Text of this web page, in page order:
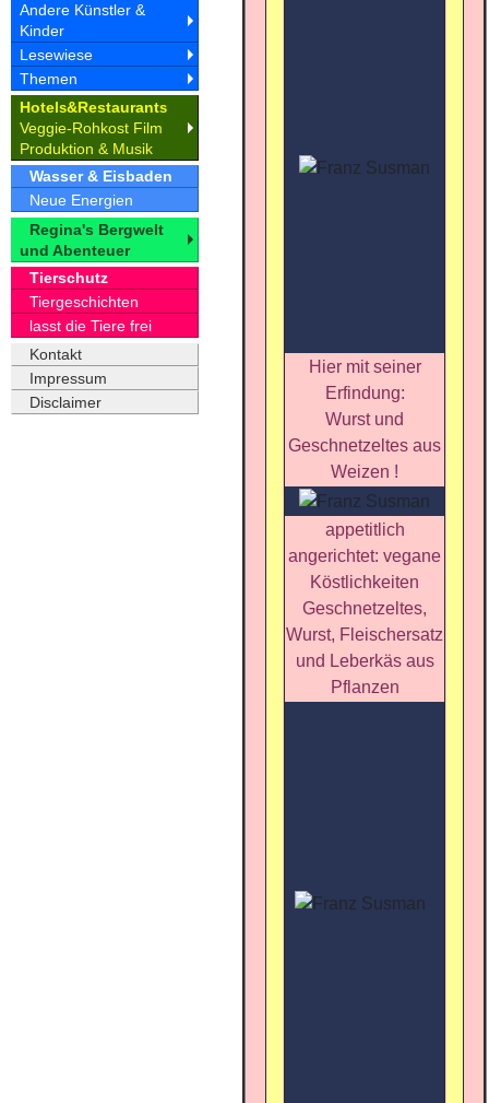
Andere Künstler &
Kinder
Lesewiese
Themen
Hotels&Restaurants
Veggie-Rohkost Film
Produktion & Musik
Wasser & Eisbaden
Neue Energien
Regina's Bergwelt
und Abenteuer
Tierschutz
Tiergeschichten
lasst die Tiere frei
Kontakt
Impressum
Disclaimer
Hier mit seiner
Erfindung:
Wurst und
Geschnetzeltes aus
Weizen !
appetitlich
angerichtet: vegane
Köstlichkeiten
Geschnetzeltes,
Wurst, Fleischersatz
und Leberkäs aus
Pflanzen